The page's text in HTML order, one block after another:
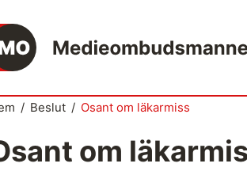
Det medieetiska systemet
/ Beslut / Osant om läkarmiss
om